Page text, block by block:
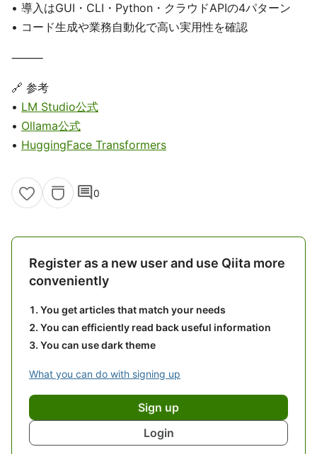
• 導入はGUI・CLI・Python・クラウドAPIの4パターン
• コード生成や業務自動化で高い実用性を確認
⸻
🔗 参考
• LM Studio公式
• Ollama公式
• HuggingFace Transformers
comment0
Register as a new user and use Qiita more
conveniently
You get articles that match your needs
You can efficiently read back useful information
You can use dark theme
What you can do with signing up
Sign up
Login